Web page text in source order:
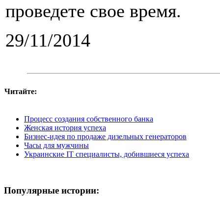
проведете свое время.
29/11/2014
Читайте:
Процесс создания собственного банка
Женская история успеха
Бизнес-идея по продаже дизельных генераторов
Часы для мужчины
Украинские IT специалисты, добившиеся успеха
Популярные истории: